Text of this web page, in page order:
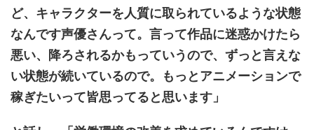
ど、キャラクターを人質に取られているような状態
なんです声優さんって。言って作品に迷惑かけたら
悪い、降ろされるかもっていうので、ずっと言えな
い状態が続いているので。もっとアニメーションで
稼ぎたいって皆思ってると思います」